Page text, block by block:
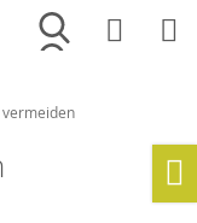
Merkliste